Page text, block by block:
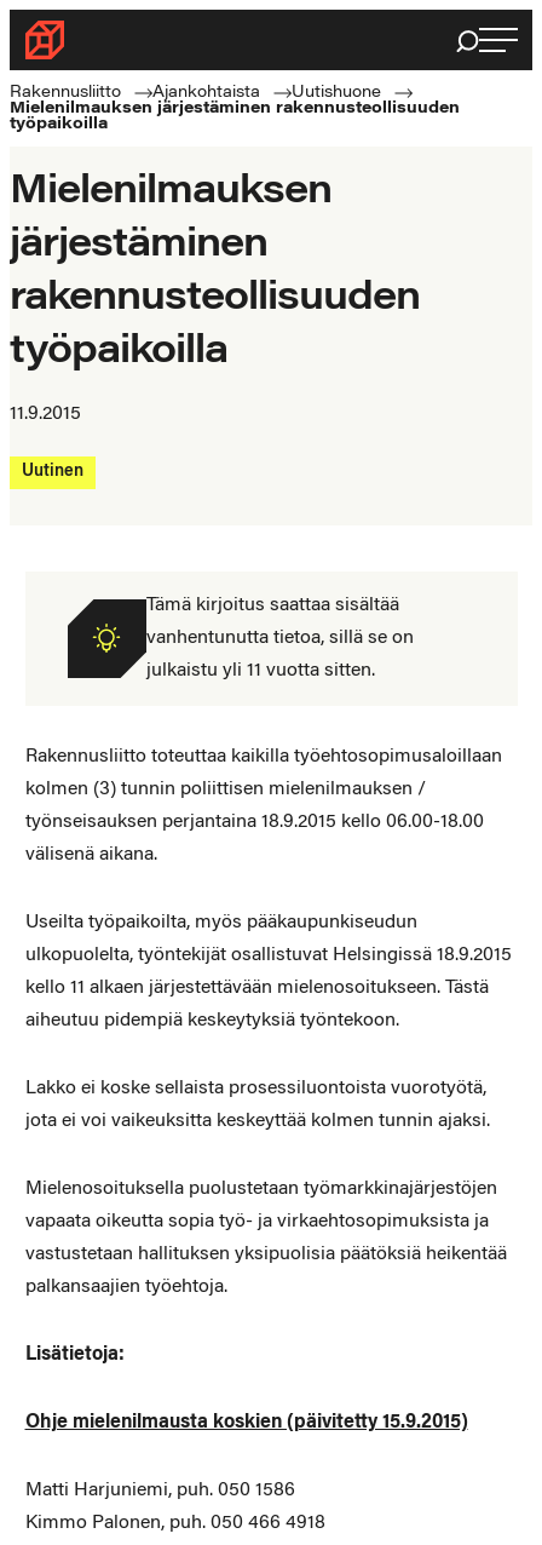
Siirry
suoraan
sisältöön
Rakennusliitto
Rakennusalan
ammattilaisten
Haku
Rakennusliitto Ajankohtaista
Uutishuone
Mielenilmauksen järjestäminen rakennusteollisuuden
työpaikoilla
Mielenilmauksen
järjestäminen
rakennusteollisuuden
työpaikoilla
11.9.2015
Uutinen
Tämä kirjoitus saattaa sisältää
vanhentunutta tietoa, sillä se on
julkaistu yli 11 vuotta sitten.
Rakennusliitto toteuttaa kaikilla työehtosopimusaloillaan
kolmen (3) tunnin poliittisen mielenilmauksen /
työnseisauksen perjantaina 18.9.2015 kello 06.00-18.00
välisenä aikana.
Useilta työpaikoilta, myös pääkaupunkiseudun
ulkopuolelta, työntekijät osallistuvat Helsingissä 18.9.2015
kello 11 alkaen järjestettävään mielenosoitukseen. Tästä
aiheutuu pidempiä keskeytyksiä työntekoon.
Lakko ei koske sellaista prosessiluontoista vuorotyötä,
jota ei voi vaikeuksitta keskeyttää kolmen tunnin ajaksi.
Mielenosoituksella puolustetaan työmarkkinajärjestöjen
vapaata oikeutta sopia työ- ja virkaehtosopimuksista ja
vastustetaan hallituksen yksipuolisia päätöksiä heikentää
palkansaajien työehtoja.
Lisätietoja:
Ohje mielenilmausta koskien (päivitetty 15.9.2015)
Matti Harjuniemi, puh. 050 1586
Kimmo Palonen, puh. 050 466 4918